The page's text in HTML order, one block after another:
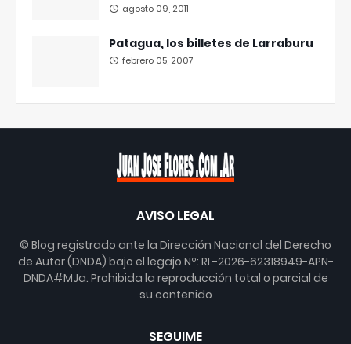
agosto 09, 2011
Patagua, los billetes de Larraburu
febrero 05, 2007
AVISO LEGAL
© Blog registrado ante la Dirección Nacional del Derecho
de Autor (DNDA) bajo el legajo Nº: RL-2026-62318949-APN-
DNDA#MJa. Prohibida la reproducción total o parcial de
su contenido
SEGUIME